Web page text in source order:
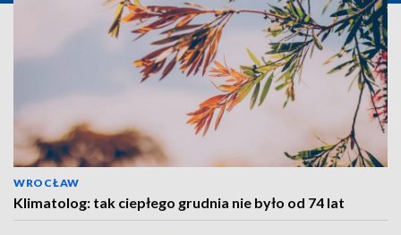
WROCŁAW
Klimatolog: tak ciepłego grudnia nie było od 74 lat